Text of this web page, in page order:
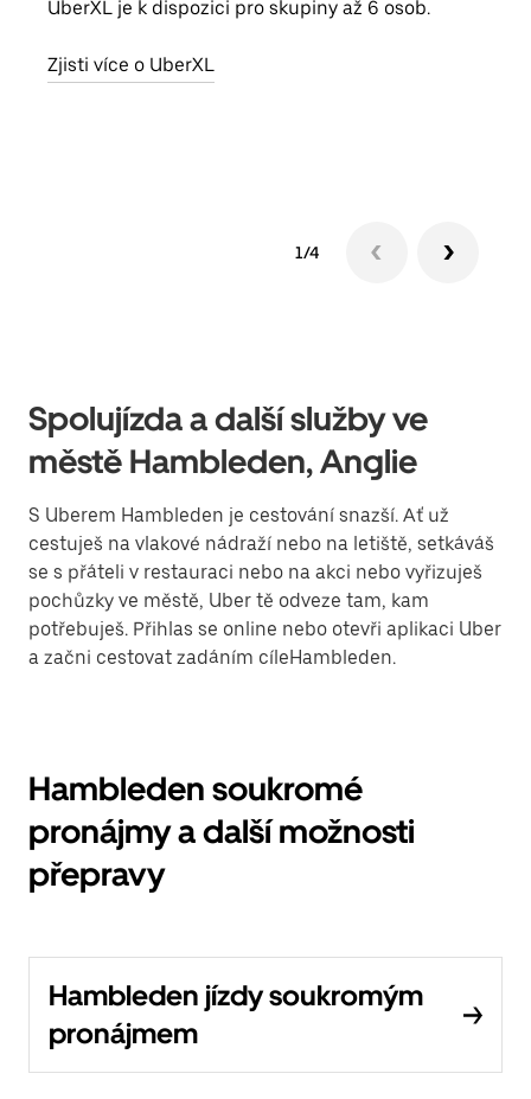
UberXL je k dispozici pro skupiny až 6 osob.
Zjisti více o UberXL
1/4
Spolujízda a další služby ve
městě Hambleden, Anglie
S Uberem Hambleden je cestování snazší. Ať už
cestuješ na vlakové nádraží nebo na letiště, setkáváš
se s přáteli v restauraci nebo na akci nebo vyřizuješ
pochůzky ve městě, Uber tě odveze tam, kam
potřebuješ. Přihlas se online nebo otevři aplikaci Uber
a začni cestovat zadáním cíleHambleden.
Hambleden soukromé
pronájmy a další možnosti
přepravy
Hambleden jízdy soukromým
pronájmem